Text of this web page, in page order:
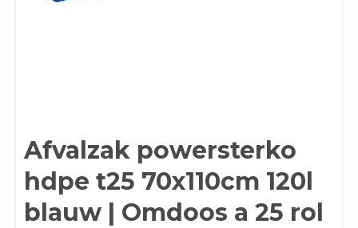
Afvalzak powersterko
hdpe t25 70x110cm 120l
blauw | Omdoos a 25 rol